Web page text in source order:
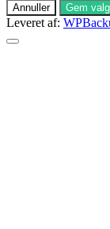
Annuller Gem valg
Leveret af: